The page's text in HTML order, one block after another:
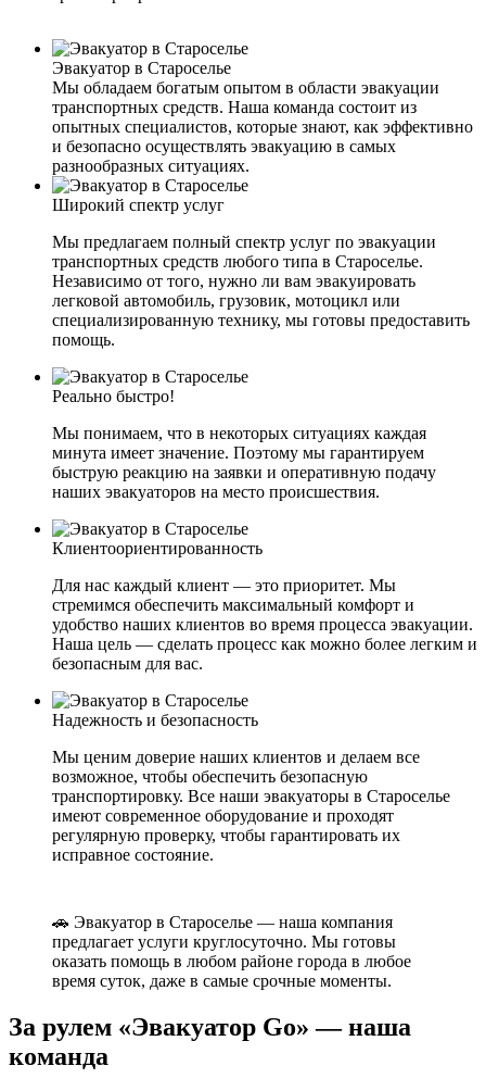
Эвакуатор в Староселье
Мы обладаем богатым опытом в области эвакуации
транспортных средств. Наша команда состоит из
опытных специалистов, которые знают, как эффективно
и безопасно осуществлять эвакуацию в самых
разнообразных ситуациях.
Широкий спектр услуг
Мы предлагаем полный спектр услуг по эвакуации
транспортных средств любого типа в Староселье.
Независимо от того, нужно ли вам эвакуировать
легковой автомобиль, грузовик, мотоцикл или
специализированную технику, мы готовы предоставить
помощь.
Реально быстро!
Мы понимаем, что в некоторых ситуациях каждая
минута имеет значение. Поэтому мы гарантируем
быструю реакцию на заявки и оперативную подачу
наших эвакуаторов на место происшествия.
Клиентоориентированность
Для нас каждый клиент — это приоритет. Мы
стремимся обеспечить максимальный комфорт и
удобство наших клиентов во время процесса эвакуации.
Наша цель — сделать процесс как можно более легким и
безопасным для вас.
Надежность и безопасность
Мы ценим доверие наших клиентов и делаем все
возможное, чтобы обеспечить безопасную
транспортировку. Все наши эвакуаторы в Староселье
имеют современное оборудование и проходят
регулярную проверку, чтобы гарантировать их
исправное состояние.
🚗 Эвакуатор в Староселье — наша компания
предлагает услуги круглосуточно. Мы готовы
оказать помощь в любом районе города в любое
время суток, даже в самые срочные моменты.
За рулем «Эвакуатор Go» — наша
команда